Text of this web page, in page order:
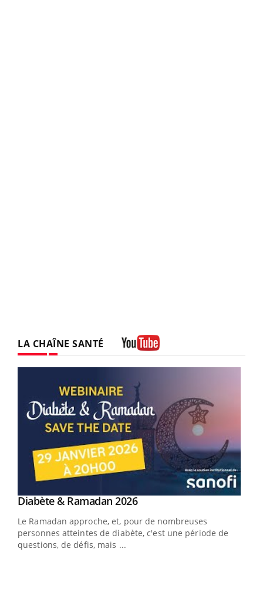
LA CHAÎNE SANTÉ
Youtube
Diabète & Ramadan 2026Youtube
Le Ramadan approche, et, pour de nombreuses
personnes atteintes de diabète, c'est une période de
questions, de défis, mais ...